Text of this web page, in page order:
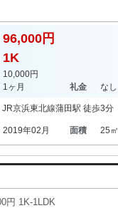
96,000円
1K
10,000円
1ヶ月 礼金 なし
JR京浜東北線蒲田駅 徒歩3分
2019年02月 面積 25㎡
円 1K-1LDK